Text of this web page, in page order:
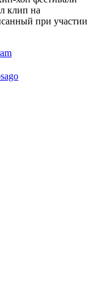
клип на
при участии